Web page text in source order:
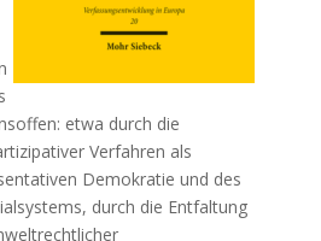
etwa durch die
Verfahren als
Demokratie und des
durch die Entfaltung